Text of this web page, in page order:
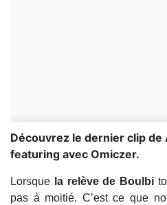
Découvrez le dernier clip de
featuring avec Omiczer.
Lorsque la relève de Boulbi
pas à moitié. C’est ce que